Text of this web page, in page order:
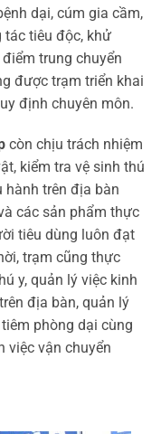
dại, cúm gia cầm,
tác tiêu độc, khử
trung chuyển
được trạm triển khai
định chuyên môn.
còn chịu trách nhiệm
kiểm tra vệ sinh thú
trên địa bàn
các sản phẩm thực
tiêu dùng luôn đạt
trạm cũng thực
y, quản lý việc kinh
địa bàn, quản lý
phòng dại cùng
việc vận chuyển